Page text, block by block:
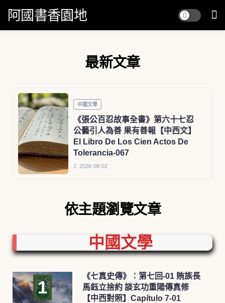
阿國書香園地
最新文章
中國文學
《張公百忍故事全書》第六十七忍
公藝引人為善 果有善報【中西文】
El Libro De Los Cien Actos De
Tolerancia-067
2026-08-02
依主題瀏覽文章
中國文學
《七真史傳》：第七回-01 賄族長
馬鈺立捨約 談玄功重陽傳真修
【中西對照】Capítulo 7-01